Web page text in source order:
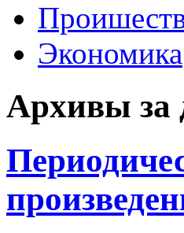
Экономика
Архивы за